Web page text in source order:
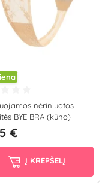
nėriniuotos
BYE BRA (kūno)
€
Į KREPŠELĮ